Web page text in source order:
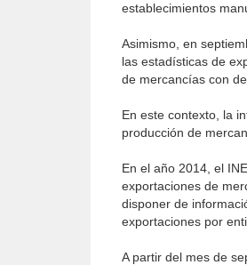
establecimientos
Asimismo, en
las estadísticas de
de mercancías con
En este contexto, la
producción de
En el año 2014, el
exportaciones de
disponer de
exportaciones por
A partir del mes de